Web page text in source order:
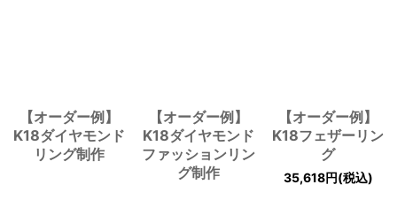
【オーダー例】
K18ダイヤモンド
リング制作
【オーダー例】
K18ダイヤモンド
ファッションリン
グ制作
【オーダー例】
K18フェザーリン
グ
35,618円(税込)